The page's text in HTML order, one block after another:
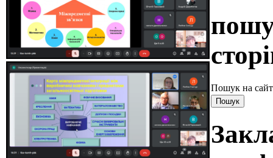
Пошук на